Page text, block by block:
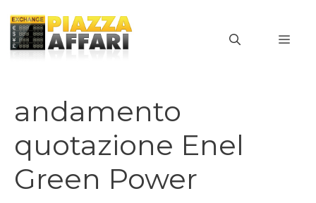
contenuto
andamento
quotazione Enel
Green Power